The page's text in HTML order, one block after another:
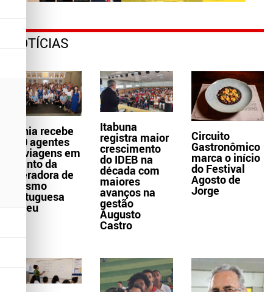
NOTÍCIAS
Bahia recebe
300 agentes
de viagens em
evento da
operadora de
turismo
portuguesa
Abreu
Itabuna
registra maior
crescimento
do IDEB na
década com
maiores
avanços na
gestão
Augusto
Castro
Circuito
Gastronômico
marca o início
do Festival
Agosto de
Jorge